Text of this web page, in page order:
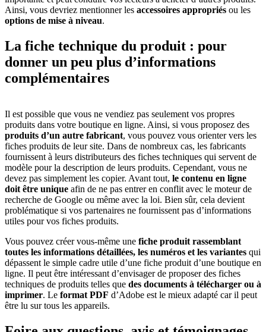
Ainsi, vous devriez mentionner les accessoires appropriés ou les
options de mise à niveau.
La fiche technique du produit : pour
donner un peu plus d’informations
complémentaires
Il est possible que vous ne vendiez pas seulement vos propres
produits dans votre boutique en ligne. Ainsi, si vous proposez des
produits d’un autre fabricant, vous pouvez vous orienter vers les
fiches produits de leur site. Dans de nombreux cas, les fabricants
fournissent à leurs distributeurs des fiches techniques qui servent de
modèle pour la description de leurs produits. Cependant, vous ne
devez pas simplement les copier. Avant tout, le contenu en ligne
doit être unique afin de ne pas entrer en conflit avec le moteur de
recherche de Google ou même avec la loi. Bien sûr, cela devient
problématique si vos partenaires ne fournissent pas d’informations
utiles pour vos fiches produits.
Vous pouvez créer vous-même une fiche produit rassemblant
toutes les informations détaillées, les numéros et les variantes qui
dépassent le simple cadre utile d’une fiche produit d’une boutique en
ligne. Il peut être intéressant d’envisager de proposer des fiches
techniques de produits telles que des documents à télécharger ou à
imprimer. Le format PDF d’Adobe est le mieux adapté car il peut
être lu sur tous les appareils.